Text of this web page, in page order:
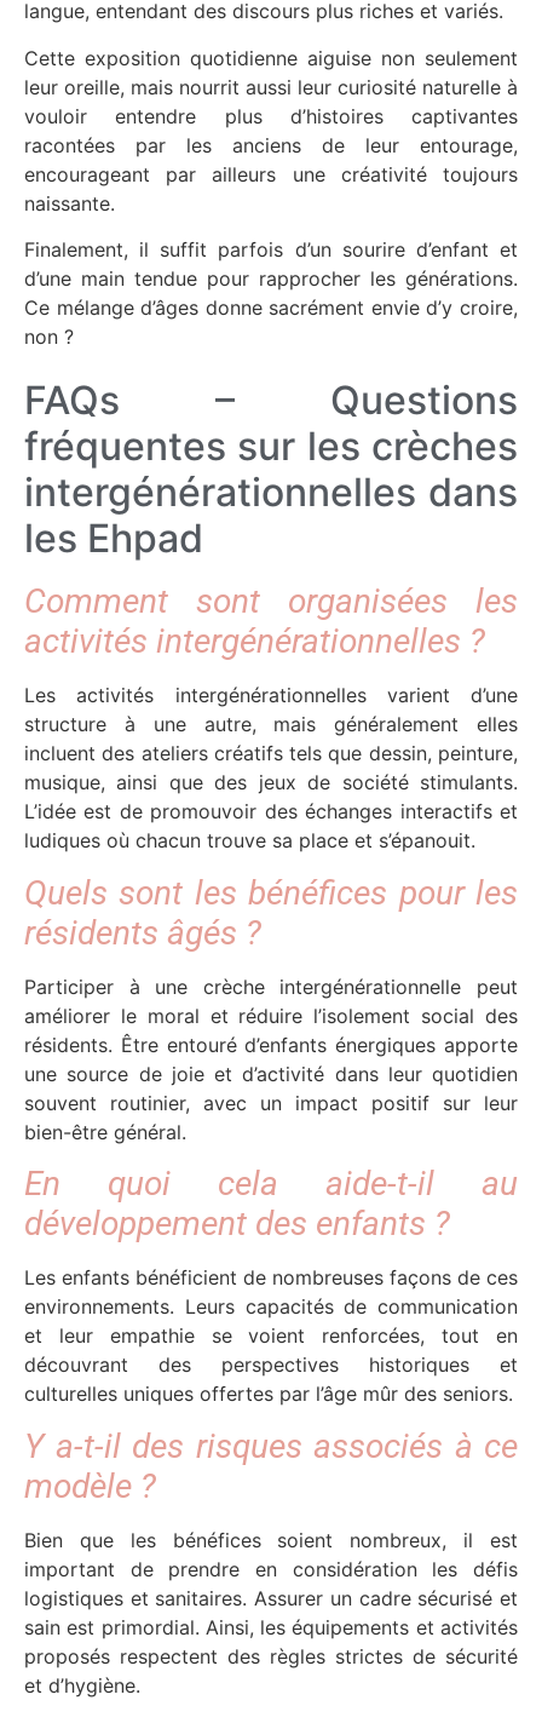
langue, entendant des discours plus riches et variés.
Cette exposition quotidienne aiguise non seulement
leur oreille, mais nourrit aussi leur curiosité naturelle à
vouloir entendre plus d’histoires captivantes
racontées par les anciens de leur entourage,
encourageant par ailleurs une créativité toujours
naissante.
Finalement, il suffit parfois d’un sourire d’enfant et
d’une main tendue pour rapprocher les générations.
Ce mélange d’âges donne sacrément envie d’y croire,
non ?
FAQs – Questions
fréquentes sur les crèches
intergénérationnelles dans
les Ehpad
Comment sont organisées les
activités intergénérationnelles ?
Les activités intergénérationnelles varient d’une
structure à une autre, mais généralement elles
incluent des ateliers créatifs tels que dessin, peinture,
musique, ainsi que des jeux de société stimulants.
L’idée est de promouvoir des échanges interactifs et
ludiques où chacun trouve sa place et s’épanouit.
Quels sont les bénéfices pour les
résidents âgés ?
Participer à une crèche intergénérationnelle peut
améliorer le moral et réduire l’isolement social des
résidents. Être entouré d’enfants énergiques apporte
une source de joie et d’activité dans leur quotidien
souvent routinier, avec un impact positif sur leur
bien-être général.
En quoi cela aide-t-il au
développement des enfants ?
Les enfants bénéficient de nombreuses façons de ces
environnements. Leurs capacités de communication
et leur empathie se voient renforcées, tout en
découvrant des perspectives historiques et
culturelles uniques offertes par l’âge mûr des seniors.
Y a-t-il des risques associés à ce
modèle ?
Bien que les bénéfices soient nombreux, il est
important de prendre en considération les défis
logistiques et sanitaires. Assurer un cadre sécurisé et
sain est primordial. Ainsi, les équipements et activités
proposés respectent des règles strictes de sécurité
et d’hygiène.